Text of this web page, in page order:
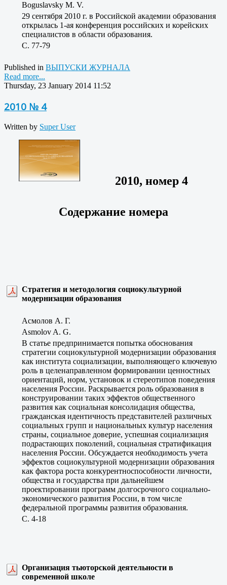
Boguslavsky M. V.
29 сентября 2010 г. в Российской академии образования
открылась 1-ая конференция российских и корейских
специалистов в области образования.
C. 77-79
Published in ВЫПУСКИ ЖУРНАЛА
Read more...
Thursday, 23 January 2014 11:52
2010 № 4
Written by Super User
2010, номер 4
Содержание номера
Стратегия и методология социокультурной
модернизации образования
Асмолов А. Г.
Asmolov A. G.
В статье предпринимается попытка обоснования
стратегии социокультурной модернизации образования
как института социализации, выполняющего ключевую
роль в целенаправленном формировании ценностных
ориентаций, норм, установок и стереотипов поведения
населения России. Раскрывается роль образования в
конструировании таких эффектов общественного
развития как социальная консолидация общества,
гражданская идентичность представителей различных
социальных групп и национальных культур населения
страны, социальное доверие, успешная социализация
подрастающих поколений, социальная стратификация
населения России. Обсуждается необходимость учета
эффектов социокультурной модернизации образования
как фактора роста конкурентноспособности личности,
общества и государства при дальнейшем
проектировании программ долгосрочного социально-
экономического развития России, в том числе
федеральной программы развития образования.
C. 4-18
Организация тьюторской деятельности в
современной школе